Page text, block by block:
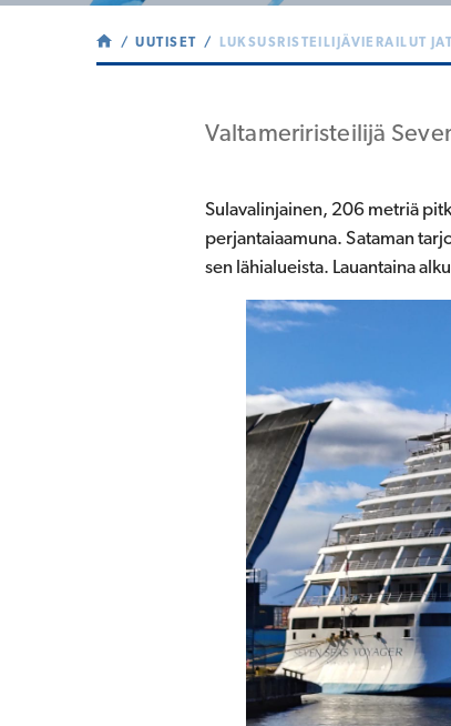
UUTISET LUKSUSRISTEILIJÄVIERAILUT
Valtameriristeilijä
Sulavalinjainen, 206 metriä
perjantaiaamuna. Sataman
sen lähialueista. Lauantaina